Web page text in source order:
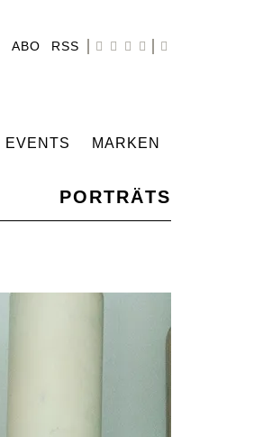
ABO RSS
EVENTS MARKEN
PORTRÄTS